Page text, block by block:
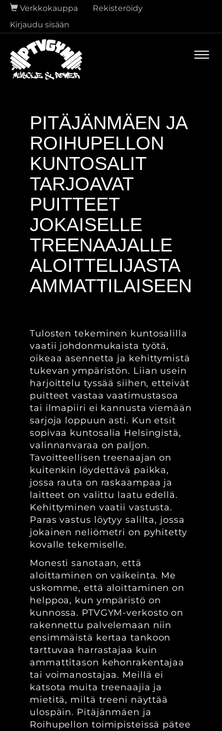
Verkkokauppa
Rekisteröidy
Kirjaudu sisään
PITÄJÄNMÄEN JA
ROIHUPELLON
KUNTOSALIT
TARJOAVAT
PUITTEET
JOKAISELLE
TREENAAJALLE
ALOITTELIJASTA
AMMATTILAISEEN
Tulosten tekeminen kuntosalilla
vaatii johdonmukaista työtä,
oikeaa asennetta ja kehittymistä
tukevan ympäristön. Liian usein
harjoittelu tyssää siihen, etteivät
puitteet vastaa vaatimustasoa
tai ilmapiiri ei kannusta viemään
sarjoja loppuun asti. Kun etsit
sopivaa kuntosalia Helsingistä,
valinnanvaraa on paljon.
Tavoitteellisen treenaajan on
kuitenkin löydettävä paikka,
jossa rauta on raskaampaa ja
laitteet on valittu laatu edellä.
Kehittyminen vaatii vastusta.
Paras vastus löytyy salilta, jossa
jokainen neliömetri on pyhitetty
kovalle tekemiselle.
Monesti sanotaan, että
aloittaminen on vaikeinta. Me
uskomme, että aloittaminen on
helppoa, kun ympäristö on
kunnossa. PTVGYM-verkosto on
rakennettu palvelemaan niin
ensimmäistä kertaa tankoon
tarttuvaa harrastajaa kuin
ammattitason kehonrakentajaa
tai voimanostajaa. Meillä ei
katsota muita treenaajia ja
mietitä, miltä treeni näyttää
ulospäin. Pitäjänmäen ja
Roihupellon toimipisteissä pätee